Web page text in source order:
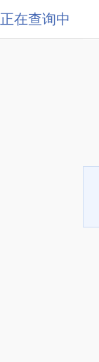
正在查询中